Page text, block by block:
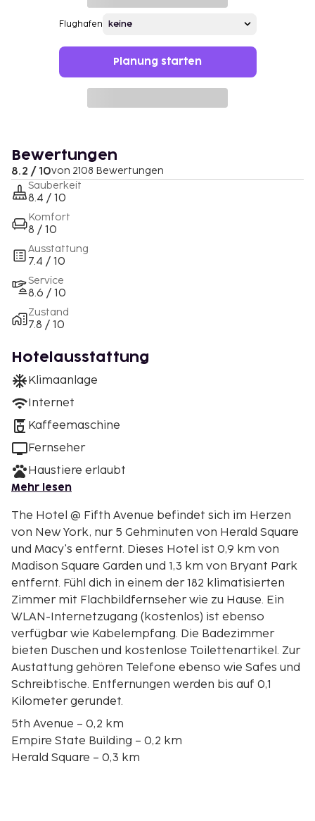
Flughafen
Planung starten
Bewertungen
8.2 / 10von 2108 Bewertungen
Sauberkeit
8.4 / 10
Komfort
8 / 10
Ausstattung
7.4 / 10
Service
8.6 / 10
Zustand
7.8 / 10
Hotelausstattung
Klimaanlage
Internet
Kaffeemaschine
Fernseher
Haustiere erlaubt
Mehr lesen
The Hotel @ Fifth Avenue befindet sich im Herzen
von New York, nur 5 Gehminuten von Herald Square
und Macy's entfernt. Dieses Hotel ist 0,9 km von
Madison Square Garden und 1,3 km von Bryant Park
entfernt. Fühl dich in einem der 182 klimatisierten
Zimmer mit Flachbildfernseher wie zu Hause. Ein
WLAN-Internetzugang (kostenlos) ist ebenso
verfügbar wie Kabelempfang. Die Badezimmer
bieten Duschen und kostenlose Toilettenartikel. Zur
Austattung gehören Telefone ebenso wie Safes und
Schreibtische. Entfernungen werden bis auf 0,1
Kilometer gerundet.
5th Avenue – 0,2 km
Empire State Building – 0,2 km
Herald Square – 0,3 km